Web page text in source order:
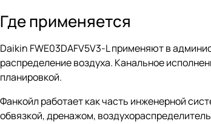
Где применяется
Daikin FWE03DAFV5V3-L применяют в
распределение воздуха. Канальное
планировкой.
Фанкойл работает как часть инженерной
обвязкой, дренажом,